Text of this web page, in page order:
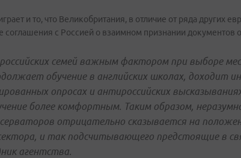
и то, что Великобритания, в отличие от ряда других
соглашения с Россией о взаимном признании документов
семей важным фактором при выборе
обучение в английских школах, доходит
опросах и антироссийских
более комфортным. Таким образом,
отрицательно сказывается на
и так подсчитывающего предстоящие в
агентства.